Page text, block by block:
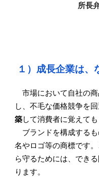
所長
１）成長企業は、
市場において 自社の
し、不毛な価格競争を回
築して消費者に覚えて
ブランドを構成する
名やロゴ等の商標です
ら守るためには、でき
ります。